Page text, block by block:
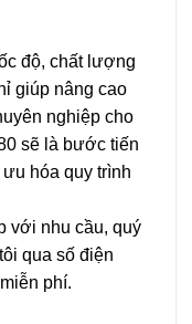
độ, chất lượng
giúp nâng cao
nghiệp cho
sẽ là bước tiến
hóa quy trình
với nhu cầu, quý
qua số điện
phí.